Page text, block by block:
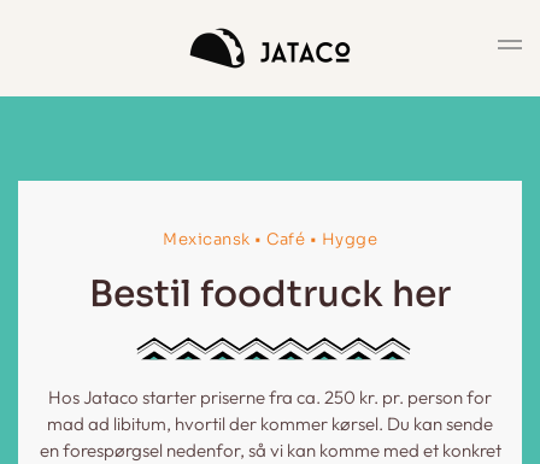
Gå til hovedindhold
Mexicansk • Café • Hygge
Bestil foodtruck her
Hos Jataco starter priserne fra ca. 250 kr. pr. person for
mad ad libitum, hvortil der kommer kørsel. Du kan sende
en forespørgsel nedenfor, så vi kan komme med et konkret